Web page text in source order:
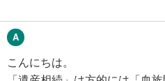
こんにちは。